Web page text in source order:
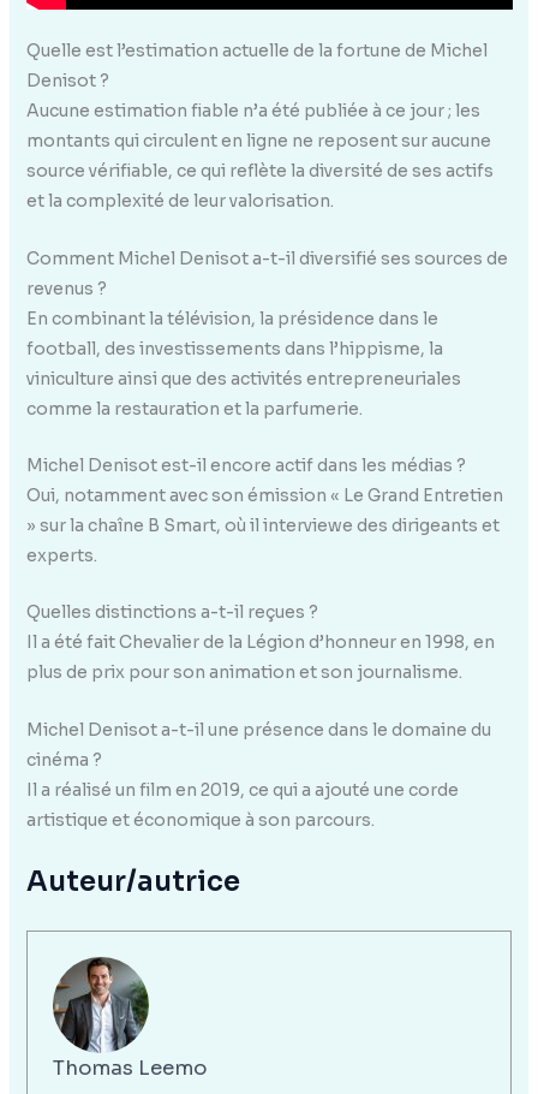
Quelle est l’estimation actuelle de la fortune de Michel
Denisot ?
Aucune estimation fiable n’a été publiée à ce jour ; les
montants qui circulent en ligne ne reposent sur aucune
source vérifiable, ce qui reflète la diversité de ses actifs
et la complexité de leur valorisation.
Comment Michel Denisot a-t-il diversifié ses sources de
revenus ?
En combinant la télévision, la présidence dans le
football, des investissements dans l’hippisme, la
viniculture ainsi que des activités entrepreneuriales
comme la restauration et la parfumerie.
Michel Denisot est-il encore actif dans les médias ?
Oui, notamment avec son émission « Le Grand Entretien
» sur la chaîne B Smart, où il interviewe des dirigeants et
experts.
Quelles distinctions a-t-il reçues ?
Il a été fait Chevalier de la Légion d’honneur en 1998, en
plus de prix pour son animation et son journalisme.
Michel Denisot a-t-il une présence dans le domaine du
cinéma ?
Il a réalisé un film en 2019, ce qui a ajouté une corde
artistique et économique à son parcours.
Auteur/autrice
Thomas Leemo